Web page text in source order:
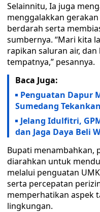
Selainnitu, Ia juga
menggalakkan
berdarah serta
sumbernya. “Mari kita
rapikan saluran air,
tempatnya,” pesannya.
Baca Juga:
Penguatan Dapur
Sumedang
Jelang Idulfitri,
dan Jaga Daya Beli
Bupati menambahkan,
diarahkan untuk
melalui penguatan
serta percepatan
memperhatikan aspek
lingkungan.